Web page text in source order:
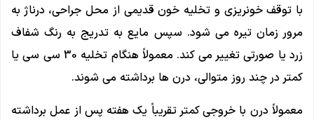
با توقف خونریزی و تخلیه خون قدیمی از محل جراحی، درناژ به
مرور زمان تیره می شود. سپس مایع به تدریج به رنگ شفاف
زرد یا صورتی تغییر می کند. معمولاً هنگام تخلیه 30 سی سی یا
کمتر در چند روز متوالی، درن ها برداشته می شوند.
معمولاً درن با خروجی کمتر تقریباً یک هفته پس از عمل برداشته